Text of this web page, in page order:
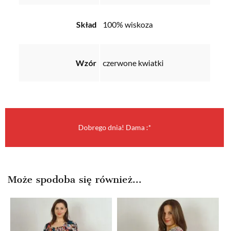
Skład 100% wiskoza
Wzór czerwone kwiatki
Dobrego dnia! Dama :*
Może spodoba się również…